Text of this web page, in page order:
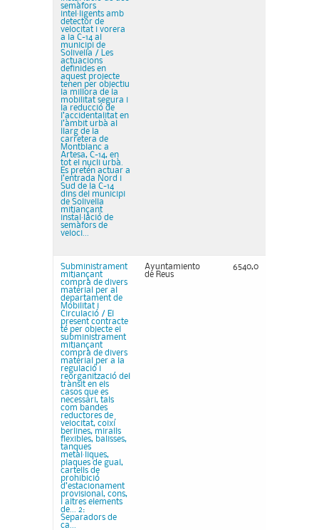
semàfors
intel·ligents amb
detector de
velocitat i vorera
a la C-14 al
municipi de
Solivella / Les
actuacions
definides en
aquest projecte
tenen per objectiu
la millora de la
mobilitat segura i
la reducció de
l’accidentalitat en
l’àmbit urbà al
llarg de la
carretera de
Montblanc a
Artesa, C-14, en
tot el nucli urbà.
Es pretén actuar a
l’entrada Nord i
Sud de la C-14
dins del municipi
de Solivella
mitjançant
instal·lació de
semàfors de
veloci...
Subministrament
mitjançant
compra de divers
material per al
departament de
Mobilitat i
Circulació / El
present contracte
té per objecte el
subministrament
mitjançant
compra de divers
material per a la
regulació i
reorganització del
trànsit en els
casos que es
necessari, tals
com bandes
reductores de
velocitat, coixí
berlines, miralls
flexibles, balisses,
tanques
metàl·liques,
plaques de gual,
cartells de
prohibició
d’estacionament
provisional, cons,
i altres elements
de... 2:
Separadors de
ca...
Ayuntamiento
de Reus
6540,0